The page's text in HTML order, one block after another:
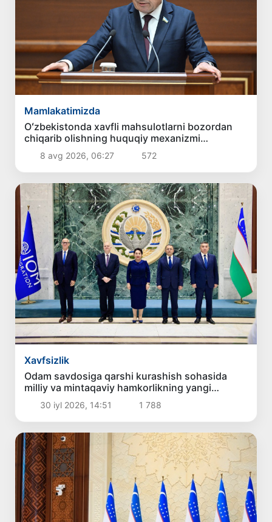
Mamlakatimizda
Oʻzbekistonda xavfli mahsulotlarni bozordan
chiqarib olishning huquqiy mexanizmi
belgilanadi
8 avg 2026, 06:27 572
Xavfsizlik
Odam savdosiga qarshi kurashish sohasida
milliy va mintaqaviy hamkorlikning yangi
ustuvor yo‘nalishlari belgilab olindi
30 iyl 2026, 14:51 1 788